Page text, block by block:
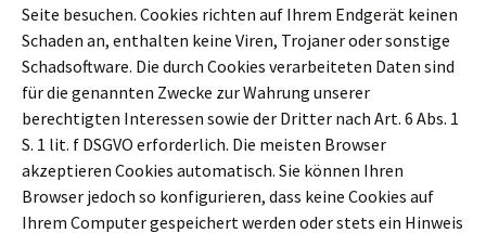
Seite besuchen. Cookies richten auf Ihrem Endgerät keinen
Schaden an, enthalten keine Viren, Trojaner oder sonstige
Schadsoftware. Die durch Cookies verarbeiteten Daten sind
für die genannten Zwecke zur Wahrung unserer
berechtigten Interessen sowie der Dritter nach Art. 6 Abs. 1
S. 1 lit. f DSGVO erforderlich. Die meisten Browser
akzeptieren Cookies automatisch. Sie können Ihren
Browser jedoch so konfigurieren, dass keine Cookies auf
Ihrem Computer gespeichert werden oder stets ein Hinweis